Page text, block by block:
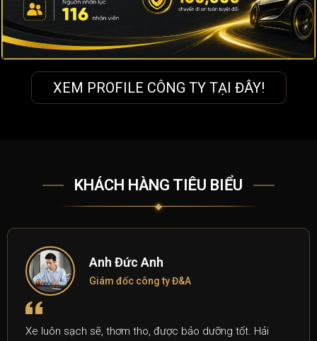
XEM PROFILE CÔNG TY TẠI ĐÂY!
KHÁCH HÀNG TIÊU BIỂU
Anh Đức Anh
Giám đốc công ty Đ&A
Xe luôn sạch sẽ, thơm tho, được bảo dưỡng tốt. Hải